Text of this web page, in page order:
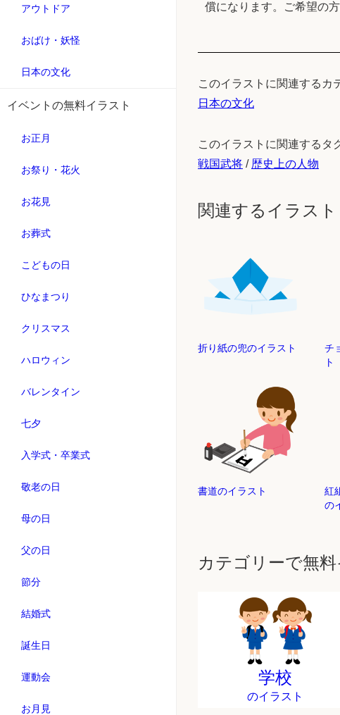
アウトドア
おばけ・妖怪
日本の文化
イベントの無料イラスト
お正月
お祭り・花火
お花見
お葬式
こどもの日
ひなまつり
クリスマス
ハロウィン
バレンタイン
七夕
入学式・卒業式
敬老の日
母の日
父の日
節分
結婚式
誕生日
運動会
お月見
償になります。ご希望の
このイラストに関連するカ
日本の文化
このイラストに関連するタ
戦国武将 / 歴史上の人物
関連するイラスト
折り紙の兜のイラスト
チ
ト
書道のイラスト
紅
の
カテゴリーで無
学校
のイラスト